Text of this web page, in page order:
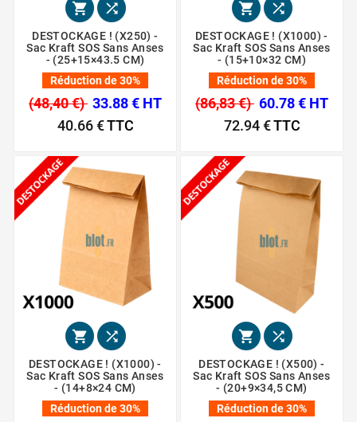
 
DESTOCKAGE ! (X250) -
Sac Kraft SOS Sans Anses
- (25+15×43.5 CM)
Réduction de 30%
(48,40 €) 33.88 € HT
40.66 €TTC
 
DESTOCKAGE ! (X1000) -
Sac Kraft SOS Sans Anses
- (15+10×32 CM)
Réduction de 30%
(86,83 €) 60.78 € HT
72.94 €TTC
 
DESTOCKAGE ! (X1000) -
Sac Kraft SOS Sans Anses
- (14+8×24 CM)
Réduction de 30%
 
DESTOCKAGE ! (X500) -
Sac Kraft SOS Sans Anses
- (20+9×34,5 CM)
Réduction de 30%